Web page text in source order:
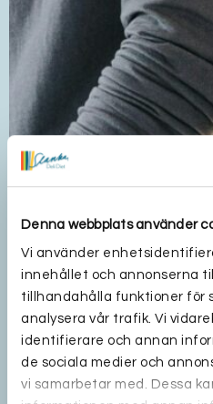
Denna webbplats använder
Vi använder
innehållet och annonserna
tillhandahålla funktioner för
analysera vår trafik. Vi
identifierare och annan
de sociala medier och
vi samarbetar med. Dessa